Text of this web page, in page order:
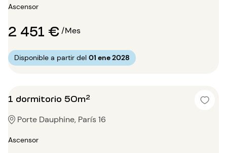
Ascensor
2 451 €/Mes
Disponible a partir del 01 ene 2028
1 dormitorio 50m²
Porte Dauphine, París 16
Ascensor